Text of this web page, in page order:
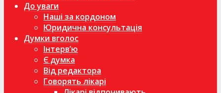
До уваги
Наші за кордоном
Юридична консультація
Думки вголос
Інтерв’ю
Є думка
Від редактора
Говорять лікарі